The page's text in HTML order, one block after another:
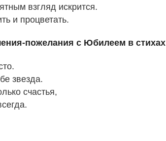
взгляд искрится.
и процветать.
пожелания с Юбилеем в стихах
звезда.
счастья,